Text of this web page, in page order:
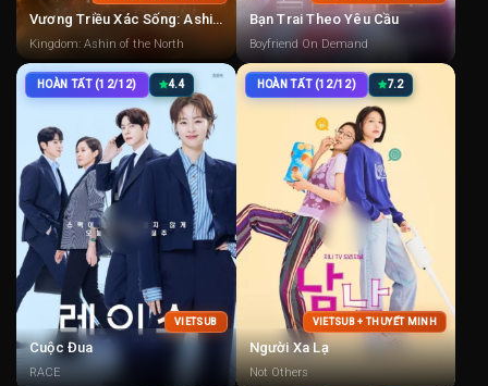
Vương Triều Xác Sống: Ashin Phương Bắc
Kingdom: Ashin of the North
Bạn Trai Theo Yêu Cầu
Boyfriend On Demand
HOÀN TẤT (12/12) 4.4
VIETSUB
Cuộc Đua
RACE
HOÀN TẤT (12/12) 7.2
VIETSUB + THUYẾT MINH
Người Xa Lạ
Not Others